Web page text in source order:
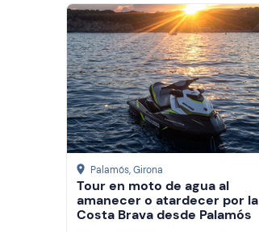
Palamós, Girona
Tour en moto de agua al
amanecer o atardecer por la
Costa Brava desde Palamós